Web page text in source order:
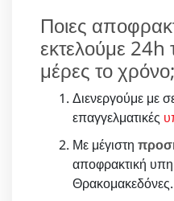
Ποιες
εκτελούμε
μέρες το χρόνο;
Διενεργούμε με
επαγγελματικές
Με μέγιστη
αποφρακτική
Θρακομακεδόνες.